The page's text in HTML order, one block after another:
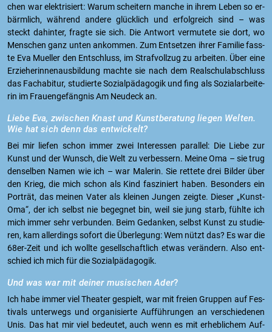
chen war elek­tri­siert: Warum schei­tern man­che in ihrem Leben so er­
bärm­lich, wäh­rend an­de­re glück­lich und er­folg­reich sind – was
steckt da­hin­ter, frag­te sie sich. Die Ant­wort ver­mu­te­te sie dort, wo
Men­schen ganz unten an­kom­men. Zum Ent­set­zen ihrer Fa­mi­lie fass­
te Eva Mu­el­ler den Ent­schluss, im Straf­voll­zug zu ar­bei­ten. Über eine
Er­zie­he­rin­nen­aus­bil­dung mach­te sie nach dem Re­al­schul­ab­schluss
das Fach­ab­itur, stu­dier­te So­zi­al­päd­ago­gik und fing als So­zi­al­ar­bei­te­
rin im Frau­en­gefäng­nis Am Neu­deck an.
Liebe Eva, zwi­schen Knast und Kunst­be­ra­tung lie­gen Wel­ten.
Wie hat sich denn das ent­wi­ckelt?
Bei mir lie­fen schon immer zwei In­ter­es­sen par­al­lel: Die Liebe zur
Kunst und der Wunsch, die Welt zu ver­bes­sern. Meine Oma – sie trug
den­sel­ben Namen wie ich – war Ma­le­rin. Sie ret­te­te drei Bil­der über
den Krieg, die mich schon als Kind fas­zi­niert haben. Be­son­ders ein
Por­trät, das mei­nen Vater als klei­nen Jun­gen zeig­te. Die­ser „Kunst-
Oma“, der ich selbst nie be­geg­net bin, weil sie jung starb, fühl­te ich
mich immer sehr ver­bun­den. Beim Ge­dan­ken, selbst Kunst zu stu­die­
ren, kam al­ler­dings so­fort die Über­le­gung: Wem nützt das? Es war die
68er-Zeit und ich woll­te ge­sell­schaft­lich etwas ver­än­dern. Also ent­
schied ich mich für die So­zi­al­päd­ago­gik.
Und was war mit dei­ner mu­si­schen Ader?
Ich habe immer viel Thea­ter ge­spielt, war mit frei­en Grup­pen auf Fes­
ti­vals un­ter­wegs und or­ga­ni­sier­te Auf­füh­run­gen an ver­schie­de­nen
Unis. Das hat mir viel be­deu­tet, auch wenn es mit er­heb­li­chem Auf­